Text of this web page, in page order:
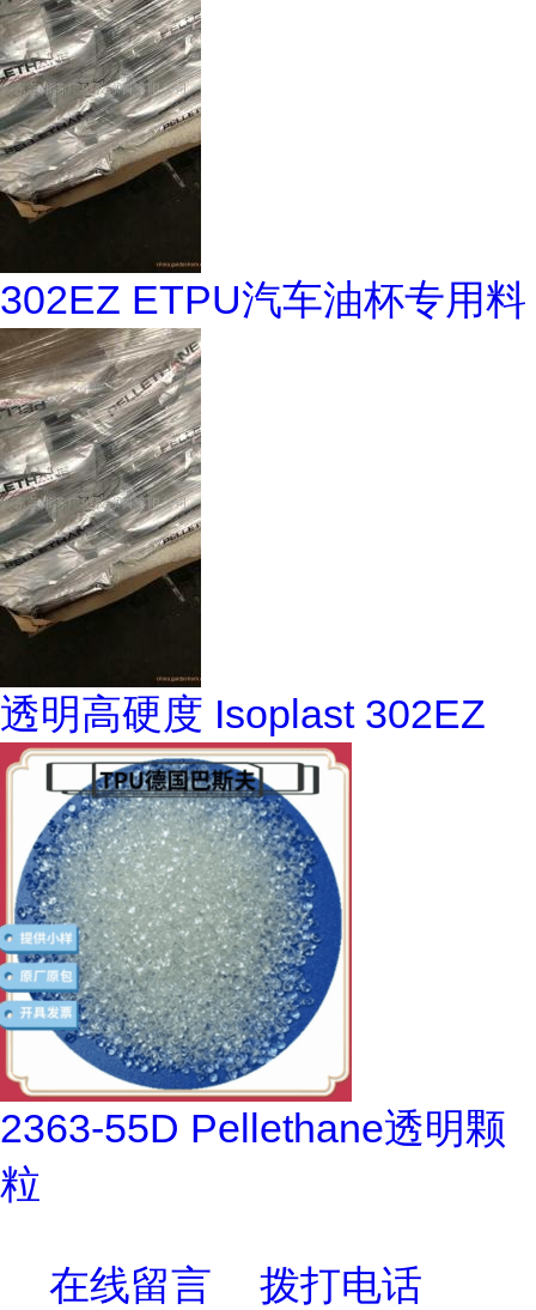
302EZ ETPU汽车油杯专用料
透明高硬度 Isoplast 302EZ
2363-55D Pellethane透明颗
粒
在线留言 拨打电话